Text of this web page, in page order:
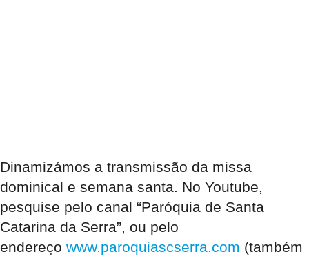
Dinamizámos a transmissão da missa
dominical e semana santa. No Youtube,
pesquise pelo canal “Paróquia de Santa
Catarina da Serra”, ou pelo
endereço www.paroquiascserra.com (também